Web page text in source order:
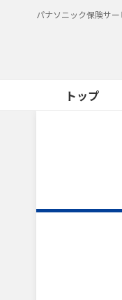
パナソニック保険サー
トップ